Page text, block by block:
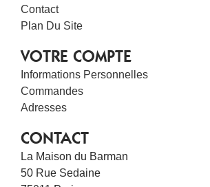
Contact
Plan Du Site
VOTRE COMPTE
Informations Personnelles
Commandes
Adresses
CONTACT
La Maison du Barman
50 Rue Sedaine